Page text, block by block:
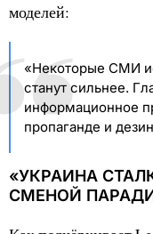
моделей:
«Некоторые СМИ
станут сильнее.
информационное
пропаганде и
«УКРАИНА
СМЕНОЙ